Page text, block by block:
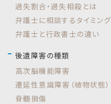
過失割合・過失相殺とは
弁護士に相談するタイミング
弁護士と行政書士の違い
後遺障害の種類
高次脳機能障害
遷延性意識障害（植物状態）
脊髄損傷